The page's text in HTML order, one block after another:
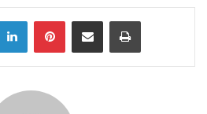
LinkedInPinterestShare via Email Print